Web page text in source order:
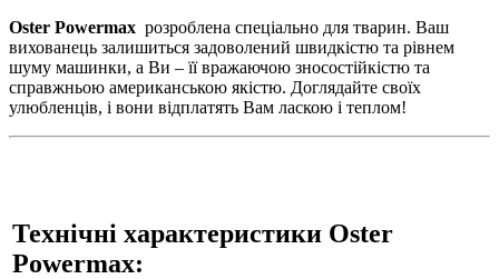
Oster Powermax розроблена спеціально для тварин. Ваш
вихованець залишиться задоволений швидкістю та рівнем
шуму машинки, а Ви – її вражаючою зносостійкістю та
справжньою американською якістю. Доглядайте своїх
улюбленців, і вони відплатять Вам ласкою і теплом!
Технічні характеристики Oster
Powermax: